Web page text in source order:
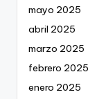
mayo 2025
abril 2025
marzo 2025
febrero 2025
enero 2025